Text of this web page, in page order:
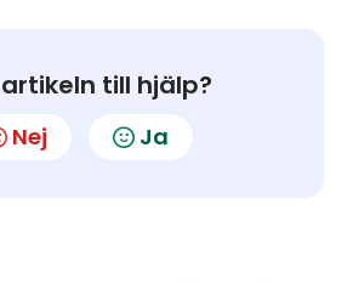
till hjälp?
Nej Ja